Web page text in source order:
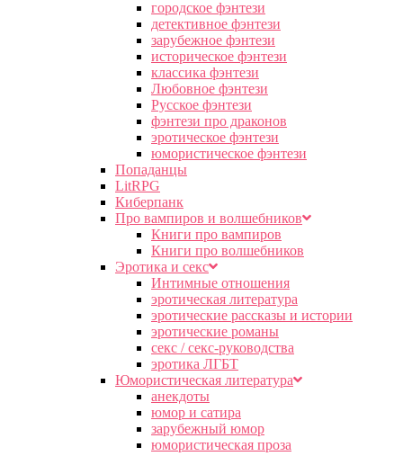
городское фэнтези
детективное фэнтези
зарубежное фэнтези
историческое фэнтези
классика фэнтези
Любовное фэнтези
Русское фэнтези
фэнтези про драконов
эротическое фэнтези
юмористическое фэнтези
Попаданцы
LitRPG
Киберпанк
Про вампиров и волшебников
Книги про вампиров
Книги про волшебников
Эротика и секс
Интимные отношения
эротическая литература
эротические рассказы и истории
эротические романы
секс / секс-руководства
эротика ЛГБТ
Юмористическая литература
анекдоты
юмор и сатира
зарубежный юмор
юмористическая проза